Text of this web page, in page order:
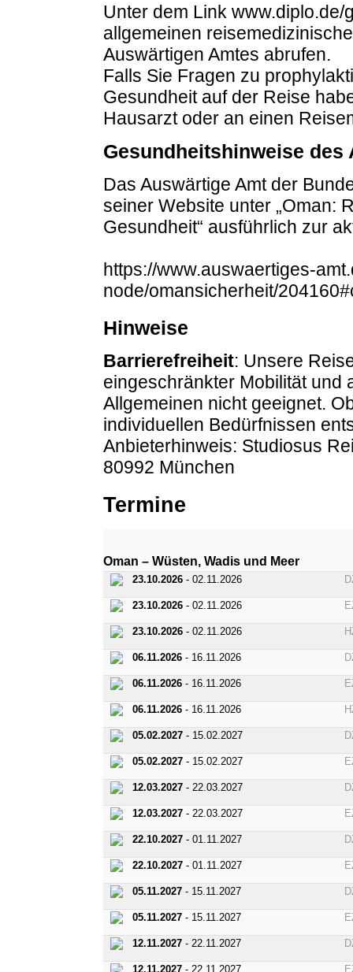
Unter dem Link
allgemeinen
Auswärtigen Amtes abrufen.
Falls Sie Fragen zu
Gesundheit auf der Reise
Hausarzt oder an einen
Gesundheitshinweise des
Das Auswärtige Amt der
seiner Website unter „Oman:
Gesundheit“ ausführlich zur
https://www.auswaertiges-
node/omansicherheit/
Hinweise
Barrierefreiheit: Unsere
eingeschränkter Mobilität und
Allgemeinen nicht geeignet.
individuellen Bedürfnissen
Anbieterhinweis: Studiosus
80992 München
Termine
Oman – Wüsten, Wadis und Meer
23.10.2026- 02.11.2026
23.10.2026- 02.11.2026
23.10.2026- 02.11.2026
06.11.2026- 16.11.2026
06.11.2026- 16.11.2026
06.11.2026- 16.11.2026
05.02.2027- 15.02.2027
05.02.2027- 15.02.2027
12.03.2027- 22.03.2027
12.03.2027- 22.03.2027
22.10.2027- 01.11.2027
22.10.2027- 01.11.2027
05.11.2027- 15.11.2027
05.11.2027- 15.11.2027
12.11.2027- 22.11.2027
12.11.2027- 22.11.2027